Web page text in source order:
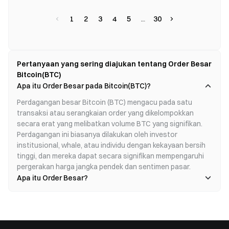
1 2 3 4 5 30
Pertanyaan yang sering diajukan tentang Order Besar
Bitcoin(BTC)
Apa itu Order Besar pada Bitcoin(BTC)?
Perdagangan besar Bitcoin (BTC) mengacu pada satu
transaksi atau serangkaian order yang dikelompokkan
secara erat yang melibatkan volume BTC yang signifikan.
Perdagangan ini biasanya dilakukan oleh investor
institusional, whale, atau individu dengan kekayaan bersih
tinggi, dan mereka dapat secara signifikan mempengaruhi
pergerakan harga jangka pendek dan sentimen pasar.
Apa itu Order Besar?